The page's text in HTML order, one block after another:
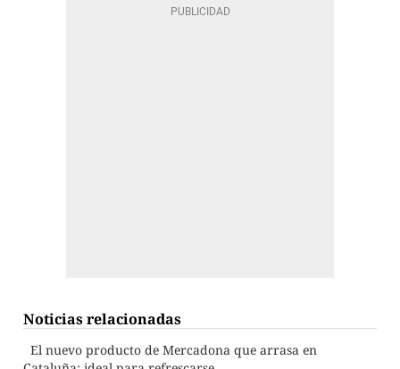
Noticias relacionadas
El nuevo producto de Mercadona que arrasa en